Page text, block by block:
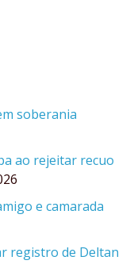
soberania
ao rejeitar recuo
e camarada
registro de Deltan